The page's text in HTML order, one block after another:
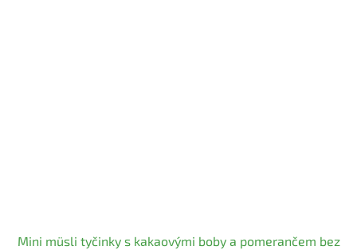
Mini müsli tyčinky s kakaovými boby a pomerančem bez